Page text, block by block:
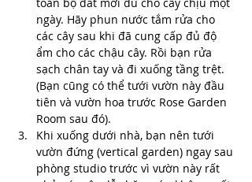
ngày. Hãy phun nước tắm rửa cho
các cây sau khi đã cung cấp đủ độ
ẩm cho các chậu cây. Rồi bạn rửa
sạch chân tay và đi xuống tầng trệt.
(Bạn cũng có thể tưới vườn này đầu
tiên và vườn hoa trước Rose Garden
Room sau đó).
Khi xuống dưới nhà, bạn nên tưới
vườn đứng (vertical garden) ngay sau
phòng studio trước vì vườn này rất